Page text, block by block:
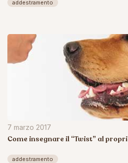
addestramento
7 marzo 2017
Come insegnare il “Twist” al
addestramento